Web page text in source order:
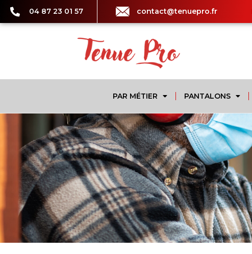
04 87 23 01 57 contact@tenuepro.fr
PAR MÉTIER PANTALONS